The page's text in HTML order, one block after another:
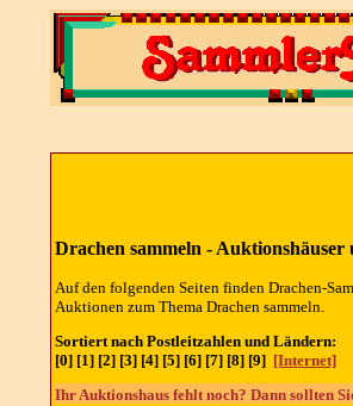
Drachen sammeln -
Auf den folgenden Seiten finden Drachen-
Auktionen zum Thema Drachen sammeln.
Sortiert nach Postleitzahlen und Ländern:
[0] [1] [2] [3] [4] [5] [6] [7] [8] [9] [Internet]
Ihr Auktionshaus fehlt noch? Dann sollten